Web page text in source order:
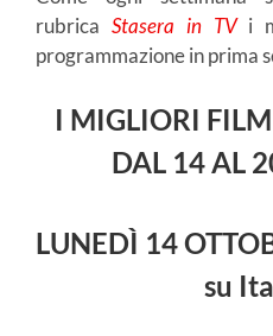
rubrica Stasera in TVi
programmazione in prima
I MIGLIORI
DAL 14 AL
LUNEDÌ 14
su